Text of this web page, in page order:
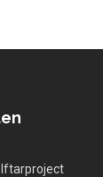
Iftarproject